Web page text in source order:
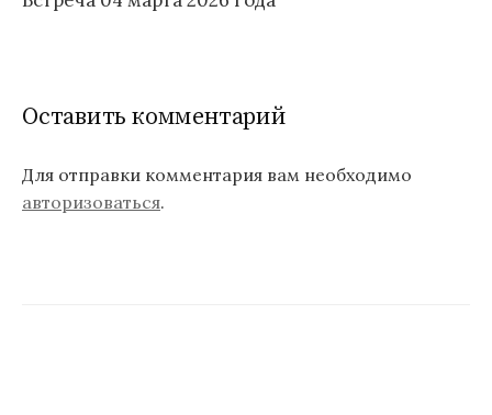
г
ц
и
Оставить комментарий
Для отправки комментария вам необходимо
авторизоваться.